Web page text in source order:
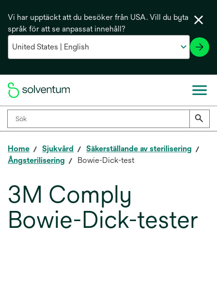
Vi har upptäckt att du besöker från USA. Vill du byta
språk för att se anpassat innehåll?
Home Sjukvård
Säkerställande av sterilisering
Ångsterilisering
Bowie-Dick-test
3M Comply
Bowie-Dick-tester